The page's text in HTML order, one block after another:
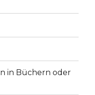
in Büchern oder